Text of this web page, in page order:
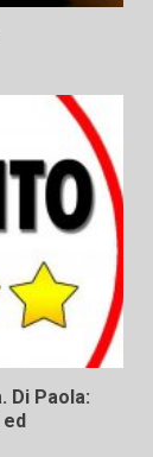
Di Paola: